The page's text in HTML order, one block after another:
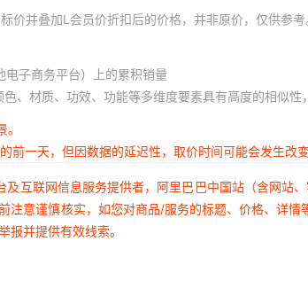
并叠加L会员价折扣后的价格，并非原价，仅供参考
子商务平台）上的累积销量
、材质、功效、功能等多维度要素具有高度的相似
前一天，但因数据的延迟性，取价时间可能会发生改
及互联网信息服务提供者，阿里巴巴中国站（含网
注意谨慎核实，如您对商品/服务的标题、价格、详
报并提供有效线索。